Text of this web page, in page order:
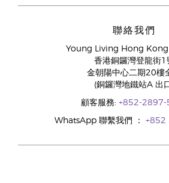
聯絡我們
Young Living Hong
香港銅鑼灣登龍街1
金朝陽中心二期20樓
(銅鑼灣地鐵站A 出
顧客服務: +852-2897-
WhatsApp 聯繫我們 ： +852